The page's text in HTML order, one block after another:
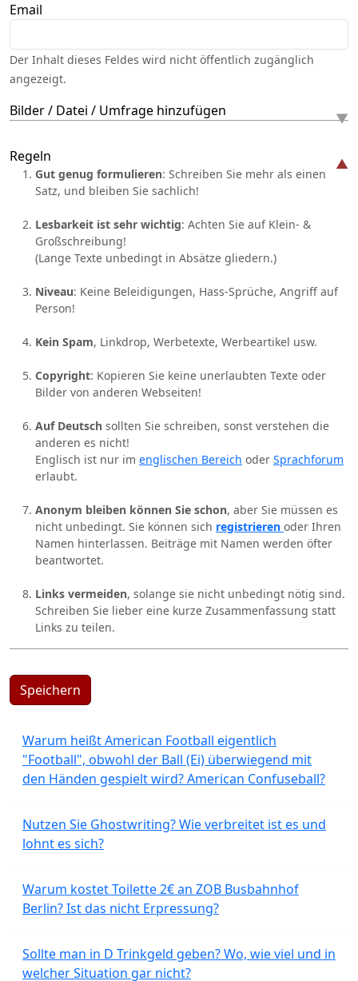
Email
Der Inhalt dieses Feldes wird nicht öffentlich zugänglich
angezeigt.
Bilder / Datei / Umfrage hinzufügen
Regeln
Gut genug formulieren: Schreiben Sie mehr als einen
Satz, und bleiben Sie sachlich!
Lesbarkeit ist sehr wichtig: Achten Sie auf Klein- &
Großschreibung!
(Lange Texte unbedingt in Absätze gliedern.)
Niveau: Keine Beleidigungen, Hass-Sprüche, Angriff auf
Person!
Kein Spam, Linkdrop, Werbetexte, Werbeartikel usw.
Copyright: Kopieren Sie keine unerlaubten Texte oder
Bilder von anderen Webseiten!
Auf Deutsch sollten Sie schreiben, sonst verstehen die
anderen es nicht!
Englisch ist nur im englischen Bereich oder Sprachforum
erlaubt.
Anonym bleiben können Sie schon, aber Sie müssen es
nicht unbedingt. Sie können sich registrieren oder Ihren
Namen hinterlassen. Beiträge mit Namen werden öfter
beantwortet.
Links vermeiden, solange sie nicht unbedingt nötig sind.
Schreiben Sie lieber eine kurze Zusammenfassung statt
Links zu teilen.
Speichern
Warum heißt American Football eigentlich
"Football", obwohl der Ball (Ei) überwiegend mit
den Händen gespielt wird? American Confuseball?
Nutzen Sie Ghostwriting? Wie verbreitet ist es und
lohnt es sich?
Warum kostet Toilette 2€ an ZOB Busbahnhof
Berlin? Ist das nicht Erpressung?
Sollte man in D Trinkgeld geben? Wo, wie viel und in
welcher Situation gar nicht?